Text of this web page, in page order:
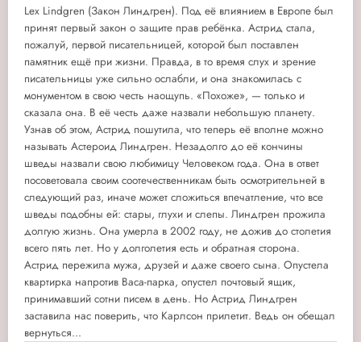
Lex Lindgren (Закон Линдгрен). Под её влиянием в Европе был
принят первый закон о защите прав ребёнка. Астрид стала,
пожалуй, первой писательницей, которой был поставлен
памятник ещё при жизни. Правда, в то время слух и зрение
писательницы уже сильно ослабли, и она знакомилась с
монументом в свою честь наощупь. «Похоже», — только и
сказала она. В её честь даже назвали небольшую планету.
Узнав об этом, Астрид пошутила, что теперь её вполне можно
называть Астероид Линдгрен. Незадолго до её кончины
шведы назвали свою любимицу Человеком года. Она в ответ
посоветовала своим соотечественникам быть осмотрительней в
следующий раз, иначе может сложиться впечатление, что все
шведы подобны ей: стары, глухи и слепы. Линдгрен прожила
долгую жизнь. Она умерла в 2002 году, не дожив до столетия
всего пять лет. Но у долголетия есть и обратная сторона.
Астрид пережила мужа, друзей и даже своего сына. Опустела
квартирка напротив Васа-парка, опустел почтовый ящик,
принимавший сотни писем в день. Но Астрид Линдгрен
заставила нас поверить, что Карлсон прилетит. Ведь он обещал
вернуться...